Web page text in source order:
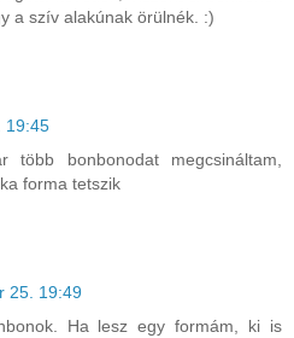
a szív alakúnak örülnék. :)
19:45
bonbonodat megcsináltam,
forma tetszik
25. 19:49
Ha lesz egy formám, ki is